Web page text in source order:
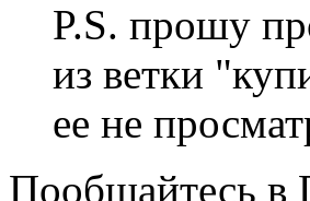
P.S. прошу
из ветки
ее не
Пообщайтесь в